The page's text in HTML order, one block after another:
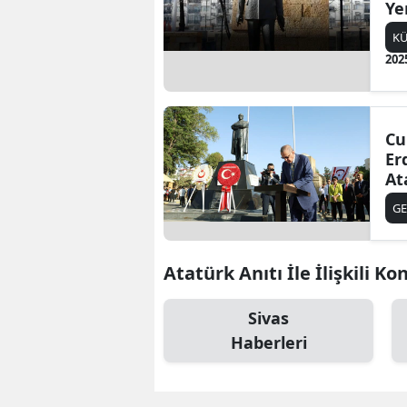
Atatürk Anıtı İle İlişkili
Sivas
Haberleri